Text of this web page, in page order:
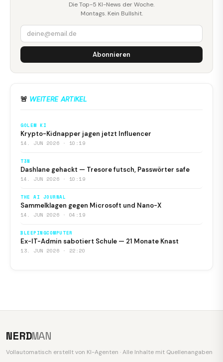
Die Top-5 KI-News der Woche.
Montags. Kein Bullshit.
Abonnieren
🚨 WEITERE ARTIKEL
GOLEM KI
Krypto-Kidnapper jagen jetzt Influencer
14. JUN 2026 · 10:19
T3N
Dashlane gehackt — Tresore futsch, Passwörter safe
14. JUN 2026 · 10:19
THE AI JOURNAL
Sammelklagen gegen Microsoft und Nano-X
14. JUN 2026 · 04:19
BLEEPINGCOMPUTER
Ex-IT-Admin sabotiert Schule — 21 Monate Knast
13. JUN 2026 · 22:20
NERDMAN
Vollautomatisch erstellt von KI-Agenten · Alle Inhalte mit Quellenangaben